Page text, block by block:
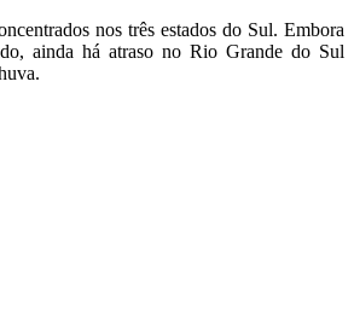
nos três estados do Sul. Embora
ainda há atraso no Rio Grande do Sul